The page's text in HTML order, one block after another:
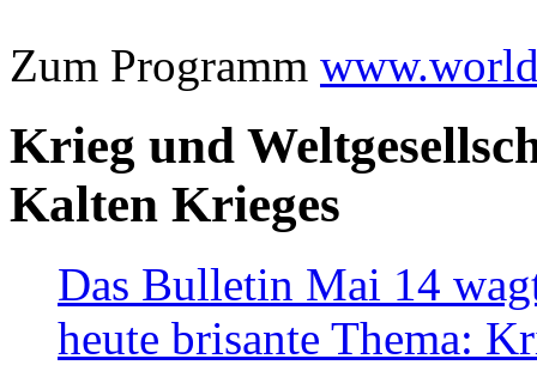
Zum Programm
Krieg und
Kalten Krieges
Das Bulletin Mai 14
heute brisante Thema: